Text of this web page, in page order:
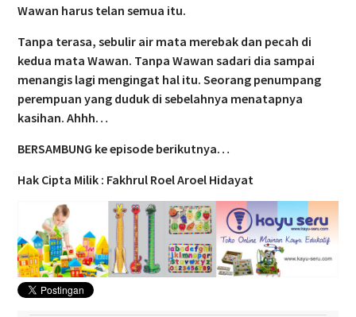
Wawan harus telan semua itu.
Tanpa terasa, sebulir air mata merebak dan pecah di
kedua mata Wawan. Tanpa Wawan sadari dia sampai
menangis lagi mengingat hal itu. Seorang penumpang
perempuan yang duduk di sebelahnya menatapnya
kasihan. Ahhh…
BERSAMBUNG ke episode berikutnya…
Hak Cipta Milik : Fakhrul Roel Aroel Hidayat